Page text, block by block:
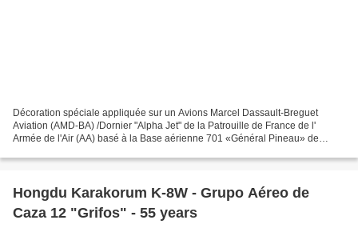
Décoration spéciale appliquée sur un Avions Marcel Dassault-Breguet
Aviation (AMD-BA) /Dornier "Alpha Jet" de la Patrouille de France de l'
Armée de l'Air (AA) basé à la Base aérienne 701 «Général Pineau» de
Hongdu Karakorum K-8W - Grupo Aéreo de
Caza 12 "Grifos" - 55 years